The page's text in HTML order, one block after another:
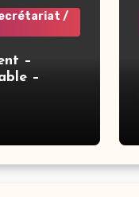
/
–
–